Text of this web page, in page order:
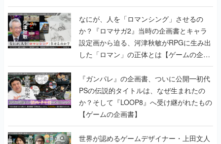
書】
なにが、人を「ロマンシング」させるの
か？『ロマサガ2』当時の企画書とキャラ
設定画から迫る、河津秋敏がRPGに生み出
した「ロマン」の正体とは【ゲームの企画
書】
『ガンパレ』の企画書、ついに公開━初代
PSの伝説的タイトルは、なぜ生まれたの
か？そして『LOOP8』へ受け継がれたもの
【ゲームの企画書】
世界が認めるゲームデザイナー・上田文人